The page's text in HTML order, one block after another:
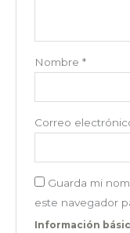
Nombre *
Correo
Guarda mi
este navegador
Información